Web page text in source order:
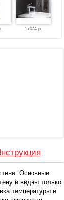
17074 р.
Основные
и видны только
температуры и